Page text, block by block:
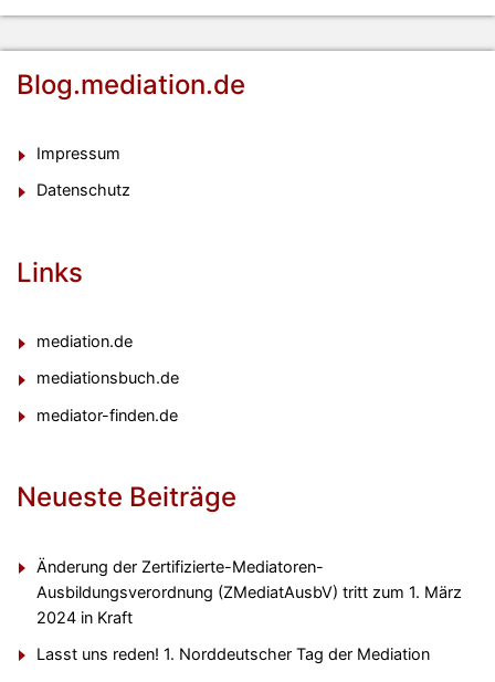
Blog.mediation.de
Impressum
Datenschutz
Links
mediation.de
mediationsbuch.de
mediator-finden.de
Neueste Beiträge
Änderung der Zertifizierte-Mediatoren-
Ausbildungsverordnung (ZMediatAusbV) tritt zum 1. März
2024 in Kraft
Lasst uns reden! 1. Norddeutscher Tag der Mediation